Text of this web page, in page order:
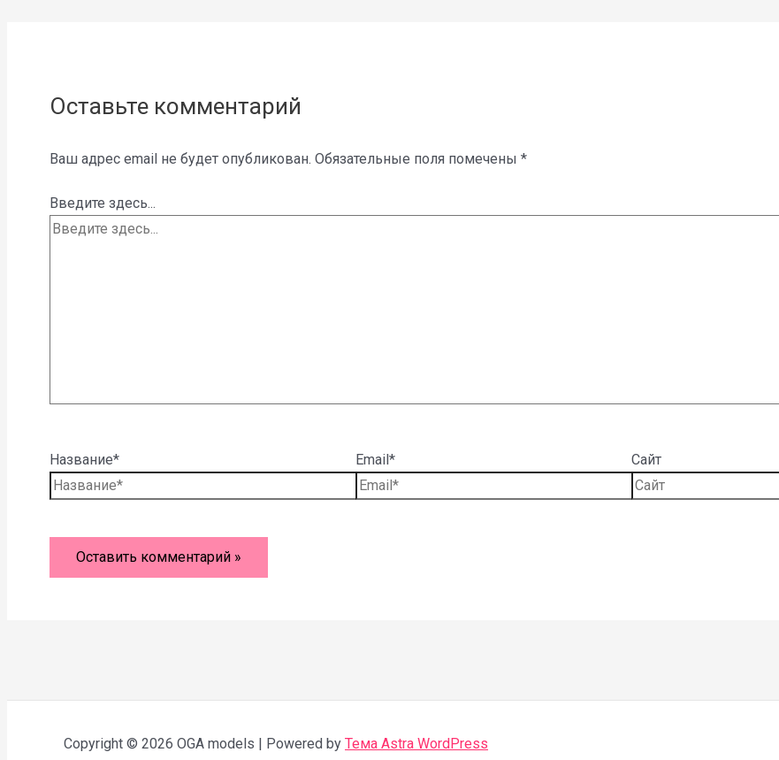
Оставьте комментарий
Ваш адрес email не будет опубликован. Обязательные поля помечены *
Введите здесь...
Название* Email* Сайт
Copyright © 2026 OGA models | Powered by Тема Astra WordPress